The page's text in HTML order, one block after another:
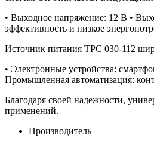
• Выходное напряжение: 12 В •
эффективность и низкое
Источник питания TPC 030-112
• Электронные устройства:
Промышленная автоматизация:
Благодаря своей надежности,
применений.
Производитель